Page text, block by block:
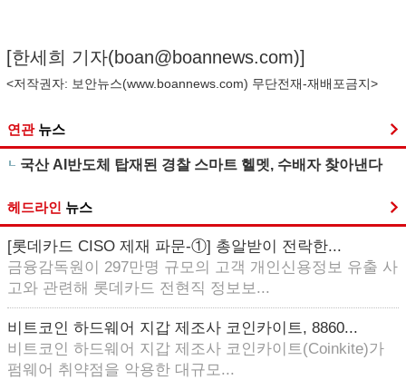
[한세희 기자(boan@boannews.com)]
<저작권자: 보안뉴스(www.boannews.com) 무단전재-재배포금지>
연관 뉴스
국산 AI반도체 탑재된 경찰 스마트 헬멧, 수배자 찾아낸다
헤드라인 뉴스
[롯데카드 CISO 제재 파문-①] 총알받이 전락한...
금융감독원이 297만명 규모의 고객 개인신용정보 유출 사
고와 관련해 롯데카드 전현직 정보보...
비트코인 하드웨어 지갑 제조사 코인카이트, 8860...
비트코인 하드웨어 지갑 제조사 코인카이트(Coinkite)가
펌웨어 취약점을 악용한 대규모...